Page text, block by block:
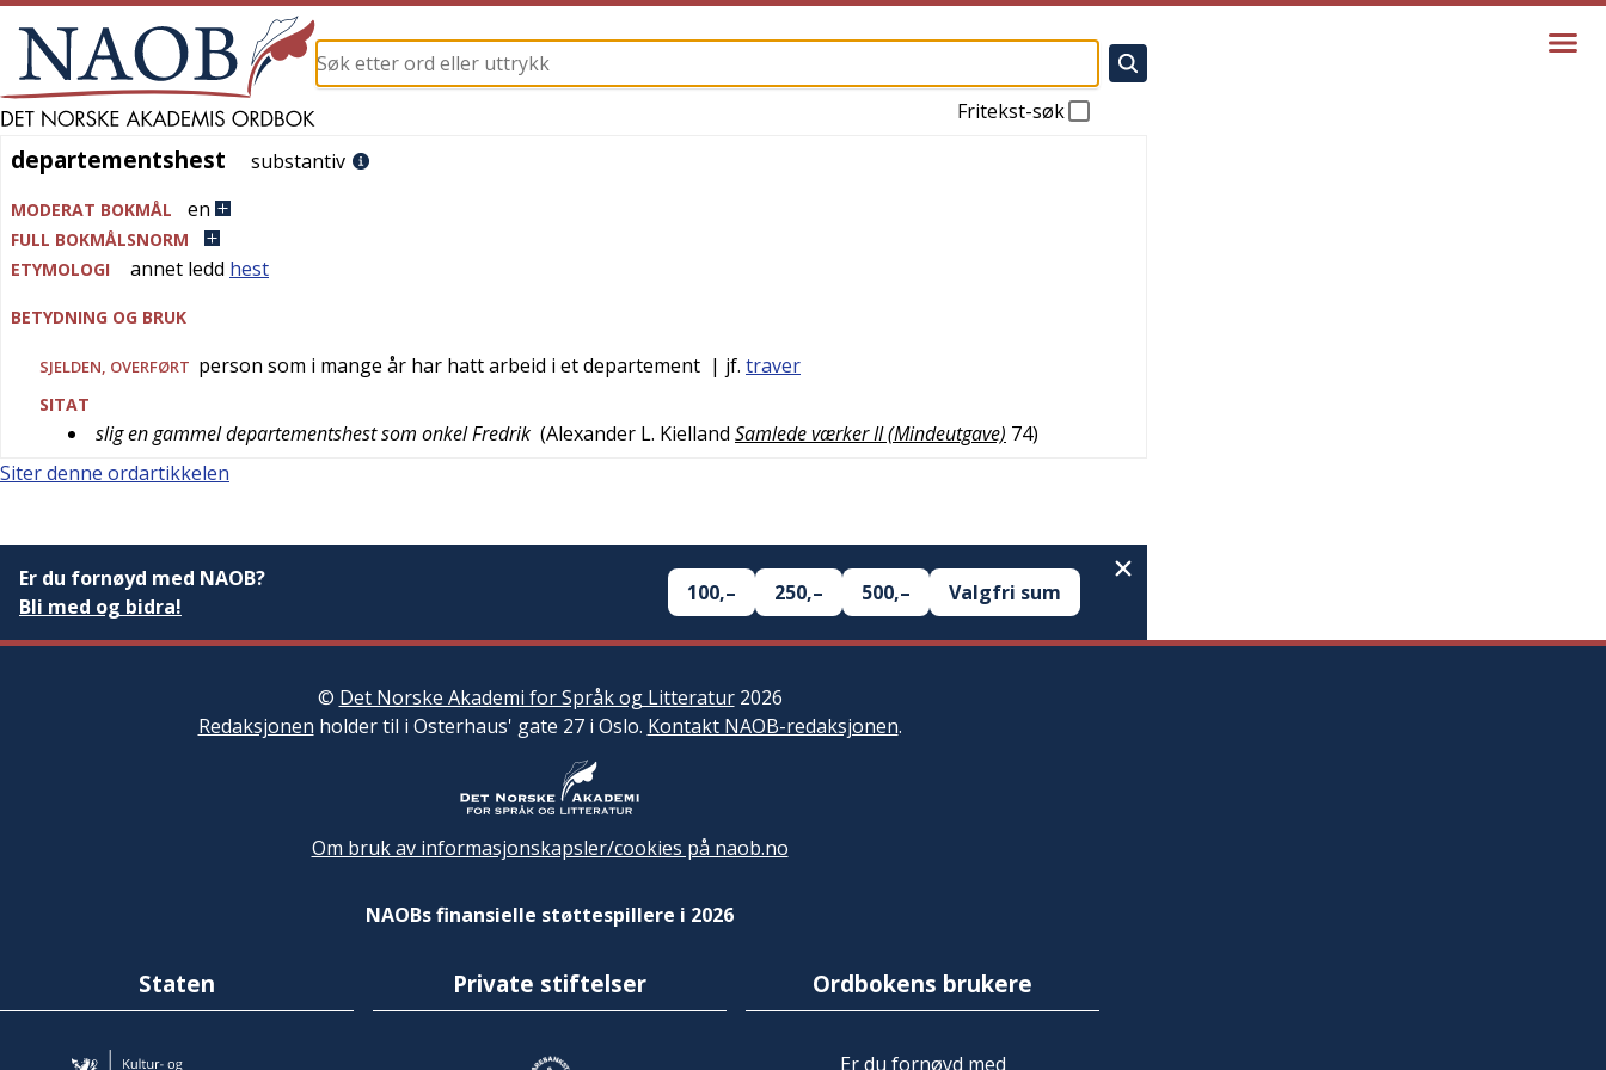
Fritekst-søk
departementshest
departementshest substantiv
MODERAT BOKMÅL en
FULL BOKMÅLSNORM
ETYMOLOGI
annet ledd hest
BETYDNING OG BRUK
SJELDEN OVERFØRT person som i mange år har hatt arbeid i et departement | jf. traver
SITAT
slig en gammel departementshest som onkel Fredrik (Alexander L. Kielland Samlede værker II (Mindeutgave) 74)
Siter denne ordartikkelen
Er du fornøyd med NAOB?
Bli med og bidra!
100,– 250,– 500,– Valgfri sum
© Det Norske Akademi for Språk og Litteratur2026
Redaksjonen holder til i Osterhaus' gate 27 i Oslo. Kontakt NAOB-redaksjonen.
Om bruk av informasjonskapsler/cookies på naob.no
NAOBs finansielle støttespillere i 2026
Staten Private stiftelser Ordbokens brukere
Er du fornøyd med